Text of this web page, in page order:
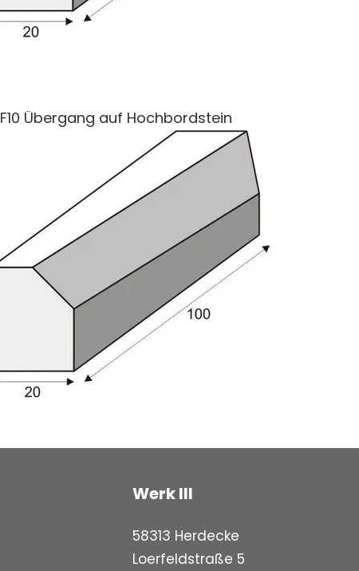
F10 Übergang auf Hochbordstein
Werk III
58313 Herdecke
Loerfeldstraße 5